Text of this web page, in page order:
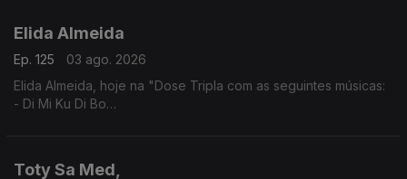
Elida Almeida
Ep. 125
03 ago. 2026
Elida Almeida, hoje na "Dose Tripla com as seguintes músicas:
- Di Mi Ku Di Bo
Toty Sa Med,